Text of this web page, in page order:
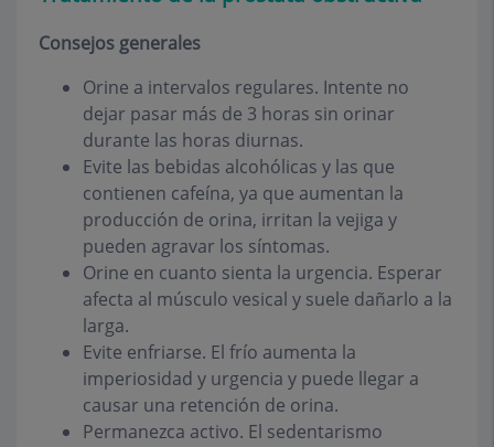
Consejos generales
Orine a intervalos regulares. Intente no
dejar pasar más de 3 horas sin orinar
durante las horas diurnas.
Evite las bebidas alcohólicas y las que
contienen cafeína, ya que aumentan la
producción de orina, irritan la vejiga y
pueden agravar los síntomas.
Orine en cuanto sienta la urgencia. Esperar
afecta al músculo vesical y suele dañarlo a la
larga.
Evite enfriarse. El frío aumenta la
imperiosidad y urgencia y puede llegar a
causar una retención de orina.
Permanezca activo. El sedentarismo